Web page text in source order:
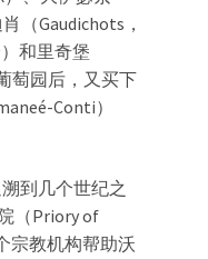
（Gaudichots，
和里奇堡
萄园后，又买下
Conti）
到几个世纪之
（Priory of
宗教机构帮助沃